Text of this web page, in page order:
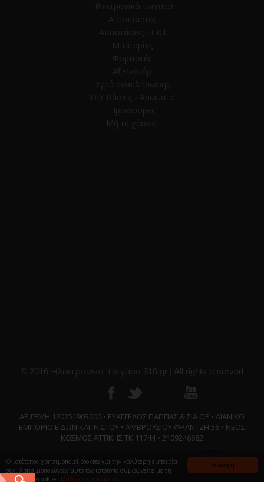
Αποδοχή
Ο ιστότοπος χρησιμοποιεί cookies για την καλύτερη εμπειρία
σας. Χρησιμοποιώντας αυτό τον ιστότοπο συμφωνείτε με τη
χρήση των cookies. Μάθετε περισσότερα
Ηλεκτρονικό τσιγάρο
Ατμοποιητές
Αντιστάσεις - Coil
Μπαταρίες
Φορτιστές
Αξεσουάρ
Υγρά αναπλήρωσης
DIY Βάσεις - Αρώματα
Προσφορές
Μή τα χάσεις!
© 2016 Ηλεκτρονικό Τσιγάρο 310.gr | All rights reserved
ΑΡ.ΓΕΜΗ:120251903000 • ΕΥΑΓΓΕΛΟΣ ΠΑΠΠΑΣ & ΣΙΑ ΟΕ • ΛΙΑΝΙΚΟ
ΕΜΠΟΡΙΟ ΕΙΔΩΝ ΚΑΠΝΙΣΤΟΥ • ΑΜΒΡΟΥΣΙΟΥ ΦΡΑΝΤΖΗ 56 • ΝΕΟΣ
ΚΟΣΜΟΣ ΑΤΤΙΚΗΣ ΤΚ 11744 • 2109246682